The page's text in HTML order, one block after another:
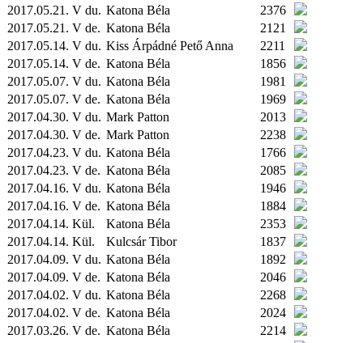
2017.05.21. V du. Katona Béla
2376
2017.05.21. V de. Katona Béla
2121
2017.05.14. V du. Kiss Árpádné Pető Anna
2211
2017.05.14. V de. Katona Béla
1856
2017.05.07. V du. Katona Béla
1981
2017.05.07. V de. Katona Béla
1969
2017.04.30. V du. Mark Patton
2013
2017.04.30. V de. Mark Patton
2238
2017.04.23. V du. Katona Béla
1766
2017.04.23. V de. Katona Béla
2085
2017.04.16. V du. Katona Béla
1946
2017.04.16. V de. Katona Béla
1884
2017.04.14. Kül. Katona Béla
2353
2017.04.14. Kül. Kulcsár Tibor
1837
2017.04.09. V du. Katona Béla
1892
2017.04.09. V de. Katona Béla
2046
2017.04.02. V du. Katona Béla
2268
2017.04.02. V de. Katona Béla
2024
2017.03.26. V de. Katona Béla
2214